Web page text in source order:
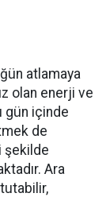
atlamaya
olan enerji ve
gün içinde
de
şekilde
Ara